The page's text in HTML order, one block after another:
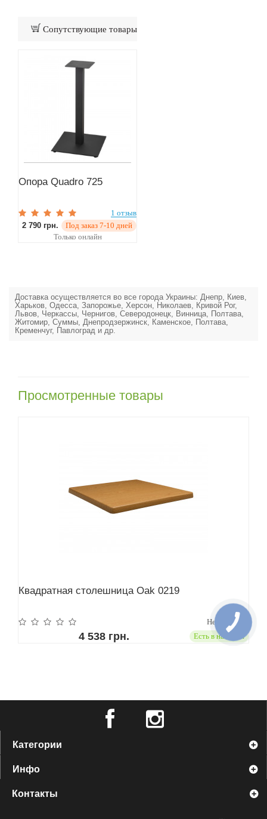
Сопутствующие товары
Опора Quadro 725
1 отзыв
2 790 грн.
Под заказ 7-10 дней
Только онлайн
Доставка осуществляется во все города Украины: Днепр, Киев,
Харьков, Одесса, Запорожье, Херсон, Николаев, Кривой Рог,
Львов, Черкассы, Чернигов, Северодонецк, Винница, Полтава,
Житомир, Суммы, Днепродзержинск, Каменское, Полтава,
Кременчуг, Павлоград и др.
Просмотренные товары
Квадратная столешница Oak 0219
Нет отзывов
4 538 грн. Есть в наличии
Категории
Инфо
Контакты